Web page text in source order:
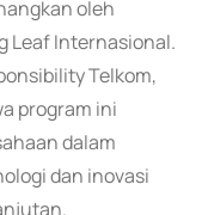
oleh
Leaf Internasional.
Telkom,
program ini
dalam
dan inovasi